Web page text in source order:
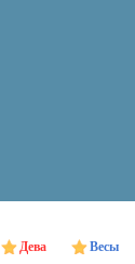
Дева Весы